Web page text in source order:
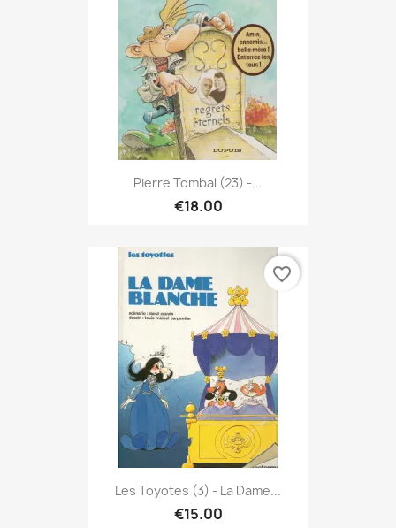
Pierre Tombal (23) -...
€18.00
Les Toyotes (3) - La Dame...
€15.00
favorite_border